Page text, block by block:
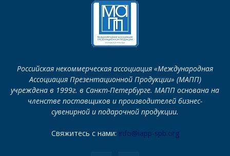
Российская некоммерческая ассоциация «Международная
Ассоциация Презентационной Продукции» (МАПП)
учреждена в 1999г. в Санкт-Петербурге. МАПП основана на
членстве поставщиков и производителей бизнес-
сувенирной и подарочной продукции.
Свяжитесь с нами: info@iapp-spb.org